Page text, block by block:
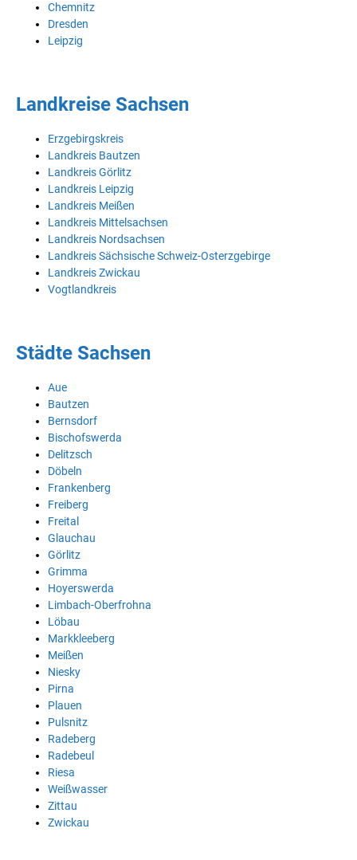
Chemnitz
Dresden
Leipzig
Landkreise Sachsen
Erzgebirgskreis
Landkreis Bautzen
Landkreis Görlitz
Landkreis Leipzig
Landkreis Meißen
Landkreis Mittelsachsen
Landkreis Nordsachsen
Landkreis Sächsische Schweiz-Osterzgebirge
Landkreis Zwickau
Vogtlandkreis
Städte Sachsen
Aue
Bautzen
Bernsdorf
Bischofswerda
Delitzsch
Döbeln
Frankenberg
Freiberg
Freital
Glauchau
Görlitz
Grimma
Hoyerswerda
Limbach-Oberfrohna
Löbau
Markkleeberg
Meißen
Niesky
Pirna
Plauen
Pulsnitz
Radeberg
Radebeul
Riesa
Weißwasser
Zittau
Zwickau